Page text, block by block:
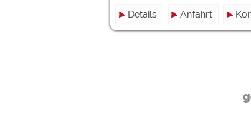
Details Anfahrt
Die